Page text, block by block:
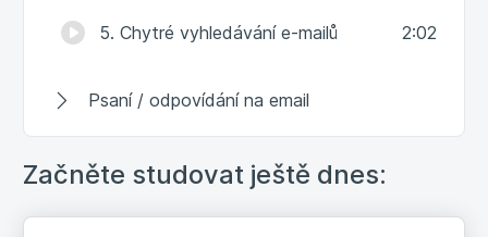
5. Chytré vyhledávání e-mailů 2:02
Psaní / odpovídání na email
Začněte studovat ještě dnes: